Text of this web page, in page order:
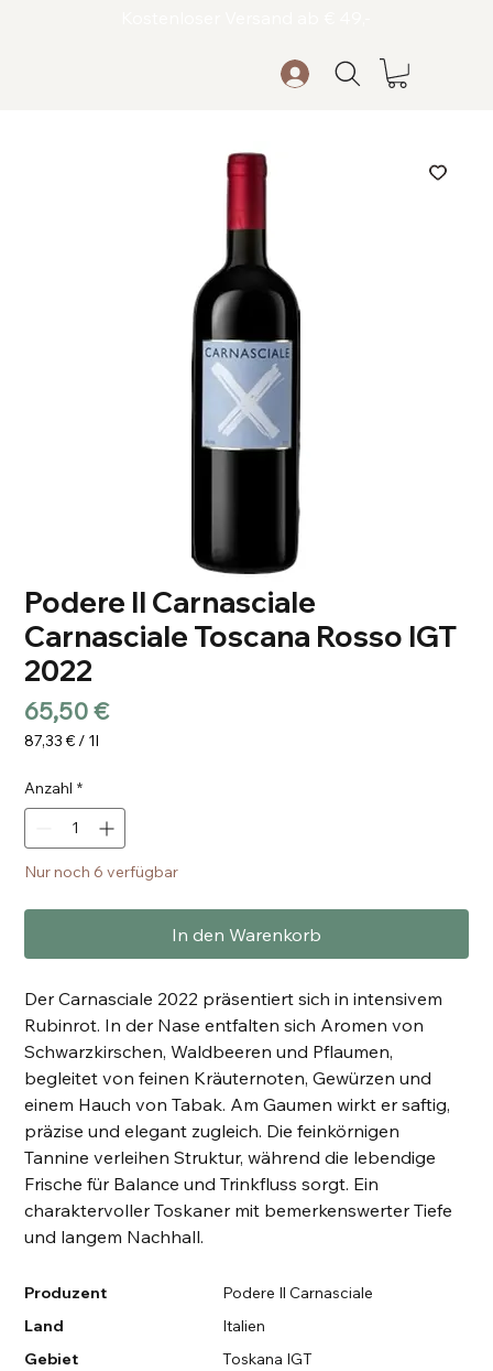
Podere Il Carnasciale
Carnasciale Toscana Rosso IGT
2022
65,50 €Preis
87,33 € / 1l
pro
1
Anzahl *
Nur noch 6 verfügbar
In den Warenkorb
Der Carnasciale 2022 präsentiert sich in intensivem
Rubinrot. In der Nase entfalten sich Aromen von
Schwarzkirschen, Waldbeeren und Pflaumen,
begleitet von feinen Kräuternoten, Gewürzen und
einem Hauch von Tabak. Am Gaumen wirkt er saftig,
präzise und elegant zugleich. Die feinkörnigen
Tannine verleihen Struktur, während die lebendige
Frische für Balance und Trinkfluss sorgt. Ein
charaktervoller Toskaner mit bemerkenswerter Tiefe
und langem Nachhall.
Produzent
Podere Il Carnasciale
Land
Italien
Gebiet
Toskana IGT